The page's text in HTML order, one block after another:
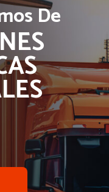
De